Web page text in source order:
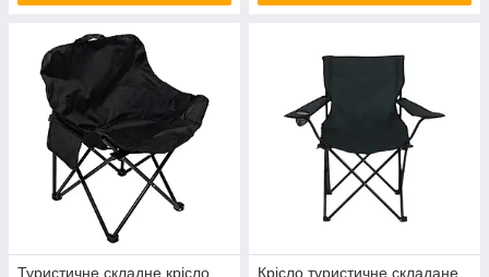
Туристичне складне крісло
Крісло туристичне складане